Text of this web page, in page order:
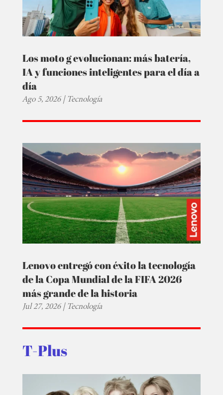
Los moto g evolucionan: más batería,
IA y funciones inteligentes para el día a
día
Ago 5, 2026|Tecnología
Lenovo entregó con éxito la tecnología
de la Copa Mundial de la FIFA 2026
más grande de la historia
Jul 27, 2026|Tecnología
T-Plus